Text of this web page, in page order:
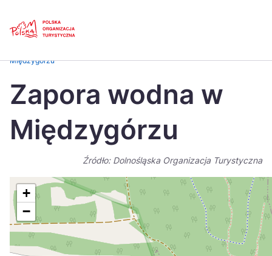
Česká
Dansk
Nederlands 日本
Português
Suomi
Międzygórzu
Zapora wodna w
Międzygórzu
Źródło: Dolnośląska Organizacja Turystyczna
+
−